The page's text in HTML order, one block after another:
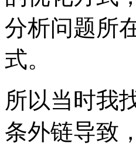
分析问题所
式。
所以当时我
条外链导致